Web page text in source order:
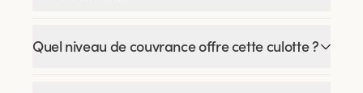
Quel niveau de couvrance offre cette culotte ?